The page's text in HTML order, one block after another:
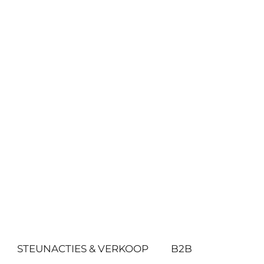
STEUNACTIES & VERKOOP B2B